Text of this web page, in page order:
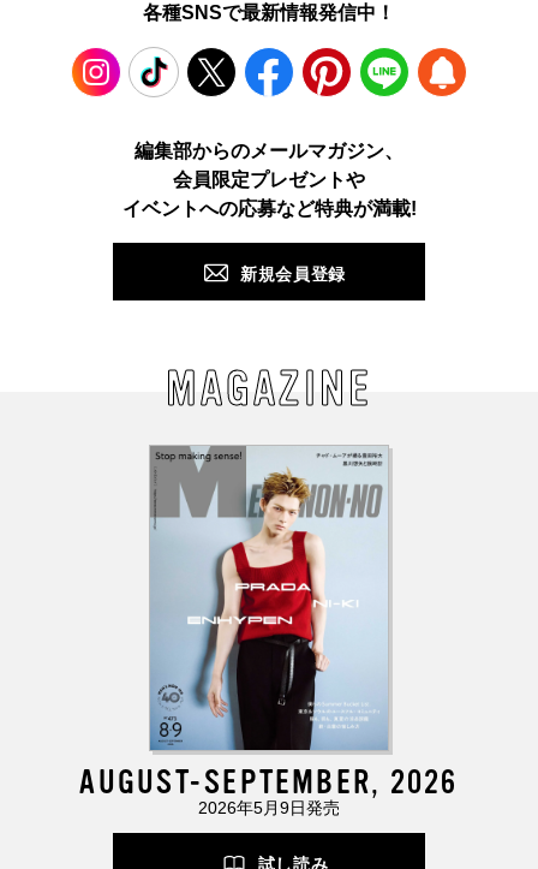
各種SNSで最新情報発信中！
TikTok Facebook Pinterest LINE
編集部からのメールマガジン、
会員限定プレゼントや
イベントへの応募など特典が満載!
新規会員登録
MAGAZINE
AUGUST-SEPTEMBER, 2026
2026年5月9日発売
試し読み